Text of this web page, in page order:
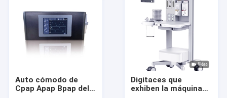
Auto cómodo de
Cpap Apap Bpap del
Digitaces que
exhiben la máquina